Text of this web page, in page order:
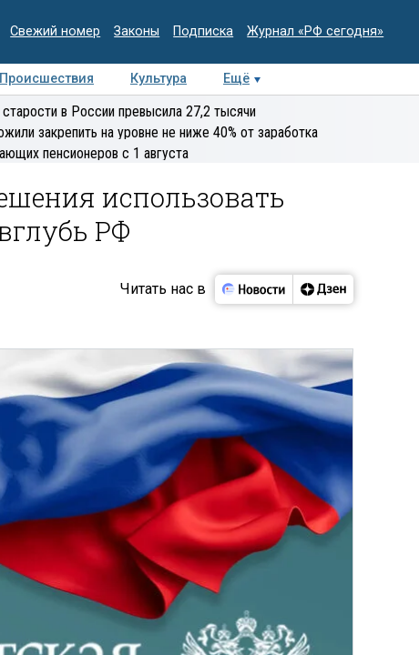
Свежий номер Законы Подписка Журнал «РФ сегодня»
Происшествия Культура Ещё
Интервью Колумнисты
экспертиза
в России превысила 27,2 тысячи
закрепить на уровне не ниже 40% от заработка
пенсионеров с 1 августа
использовать
РФ
Читать нас в